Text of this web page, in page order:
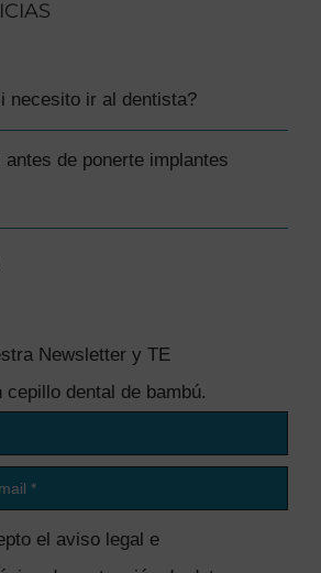
necesito ir al dentista?
antes de ponerte implantes
Newsletter y TE
cepillo dental de bambú.
el aviso legal e